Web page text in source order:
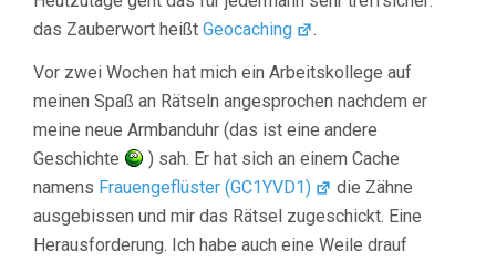
das Zauberwort heißt Geocaching .
Vor zwei Wochen hat mich ein Arbeitskollege auf
meinen Spaß an Rätseln angesprochen nachdem er
meine neue Armbanduhr (das ist eine andere
Geschichte
) sah. Er hat sich an einem Cache
namens Frauengeflüster (GC1YVD1)
die Zähne
ausgebissen und mir das Rätsel zugeschickt. Eine
Herausforderung. Ich habe auch eine Weile drauf